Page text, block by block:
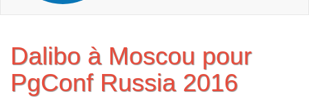
Dalibo à Moscou pour
PgConf Russia 2016